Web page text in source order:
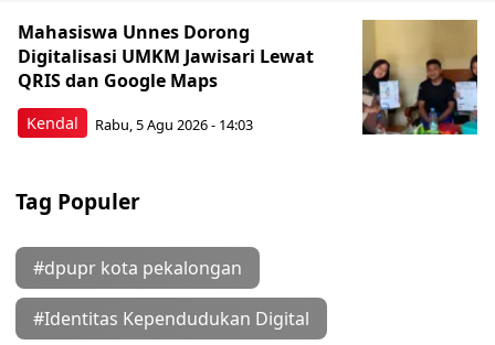
Kendal
Mahasiswa Unnes Dorong
Digitalisasi UMKM Jawisari Lewat
QRIS dan Google Maps
Rabu, 5 Agu 2026 - 14:03
Tag Populer
#dpupr kota pekalongan
#Identitas Kependudukan Digital